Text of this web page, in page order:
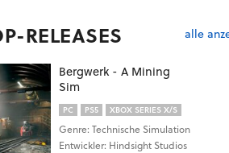
RELEASES alle
Bergwerk - A Mining
Sim
PC PS5 XBOX SERIES X/S
Genre: Technische Simulation
Entwickler: Hindsight Studios